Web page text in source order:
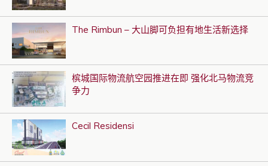
The Rimbun – 大山脚可负担有地生活新选择
槟城国际物流航空园推进在即 强化北马物流竞
争力
Cecil Residensi